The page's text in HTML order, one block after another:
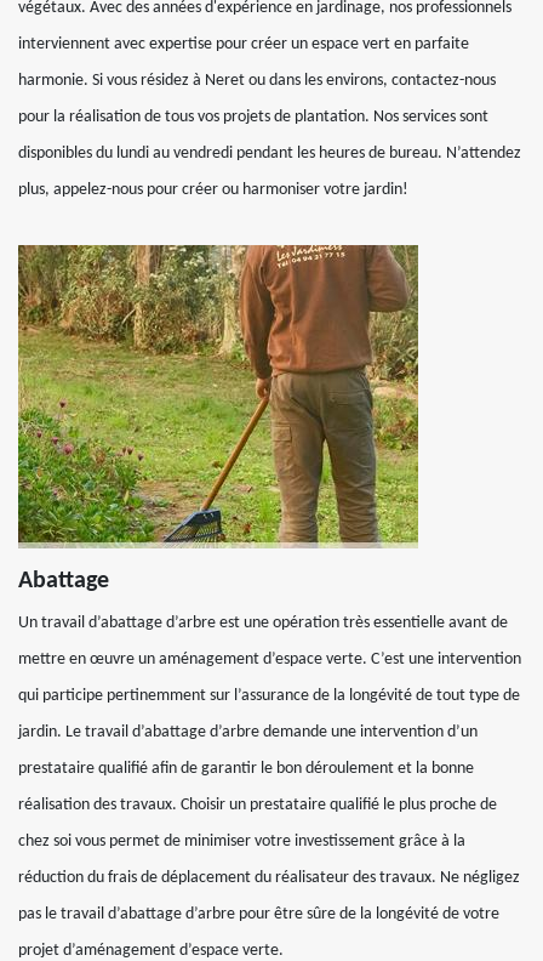
végétaux. Avec des années d'expérience en jardinage, nos professionnels
interviennent avec expertise pour créer un espace vert en parfaite
harmonie. Si vous résidez à Neret ou dans les environs, contactez-nous
pour la réalisation de tous vos projets de plantation. Nos services sont
disponibles du lundi au vendredi pendant les heures de bureau. N’attendez
plus, appelez-nous pour créer ou harmoniser votre jardin!
Abattage
Un travail d’abattage d’arbre est une opération très essentielle avant de
mettre en œuvre un aménagement d’espace verte. C’est une intervention
qui participe pertinemment sur l’assurance de la longévité de tout type de
jardin. Le travail d’abattage d’arbre demande une intervention d’un
prestataire qualifié afin de garantir le bon déroulement et la bonne
réalisation des travaux. Choisir un prestataire qualifié le plus proche de
chez soi vous permet de minimiser votre investissement grâce à la
réduction du frais de déplacement du réalisateur des travaux. Ne négligez
pas le travail d’abattage d’arbre pour être sûre de la longévité de votre
projet d’aménagement d’espace verte.